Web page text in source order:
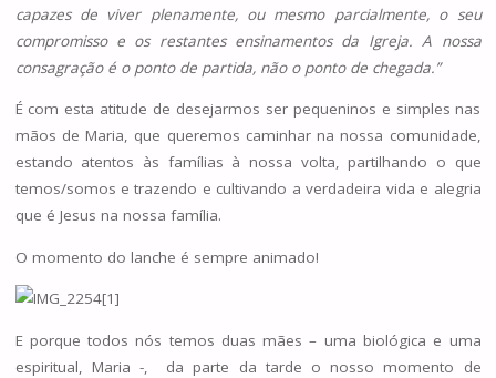
capazes de viver plenamente, ou mesmo parcialmente, o seu
compromisso e os restantes ensinamentos da Igreja. A nossa
consagração é o ponto de partida, não o ponto de chegada.”
É com esta atitude de desejarmos ser pequeninos e simples nas
mãos de Maria, que queremos caminhar na nossa comunidade,
estando atentos às famílias à nossa volta, partilhando o que
temos/somos e trazendo e cultivando a verdadeira vida e alegria
que é Jesus na nossa família.
O momento do lanche é sempre animado!
E porque todos nós temos duas mães – uma biológica e uma
espiritual, Maria -, da parte da tarde o nosso momento de